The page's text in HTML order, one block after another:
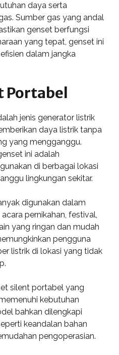
daya serta
Sumber gas yang andal
genset berfungsi
yang tepat, genset ini
dalam jangka
Portabel
jenis generator listrik
daya listrik tanpa
yang mengganggu.
ini adalah
di berbagai lokasi
lingkungan sekitar.
digunakan dalam
pernikahan, festival,
yang ringan dan mudah
pengguna
listrik di lokasi yang tidak
silent portabel yang
kebutuhan
bahkan dilengkapi
keandalan bahan
pengoperasian.